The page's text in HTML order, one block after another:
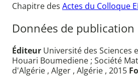
Chapitre des Actes du Colloque
Données de publication
Éditeur Université des Sciences
Houari Boumediene ; Société
d'Algérie , Alger , Algérie , 2015